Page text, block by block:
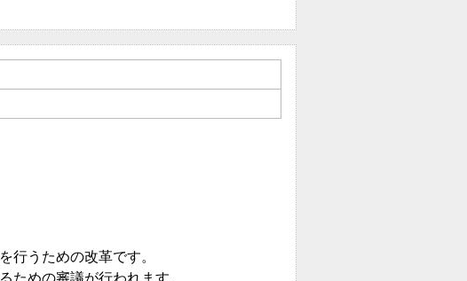
うための改革です。
めの審議が行われます。